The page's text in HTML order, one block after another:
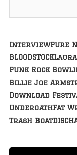
InterviewPure
BLOODSTOCK
Punk Rock
Billie Joe
Download
UnderoathFat
Trash Boat